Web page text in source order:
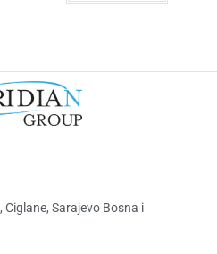
Sarajevo Bosna i